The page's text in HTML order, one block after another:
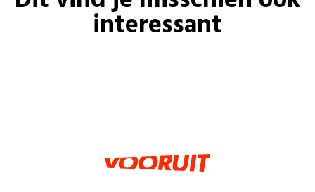
interessant